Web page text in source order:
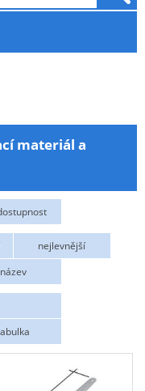
a příslušenství
materiál a
nejlevnější
název